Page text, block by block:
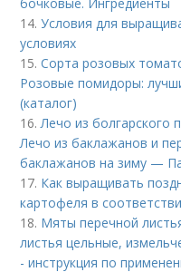
14.Условия для
условиях
15.Сорта розовых
Розовые помидоры:
(каталог)
16.Лечо из болгарского
Лечо из баклажанов и
баклажанов на зиму —
17. Как выращивать
картофеля в
18. Мяты перечной
листья цельные,
- инструкция по